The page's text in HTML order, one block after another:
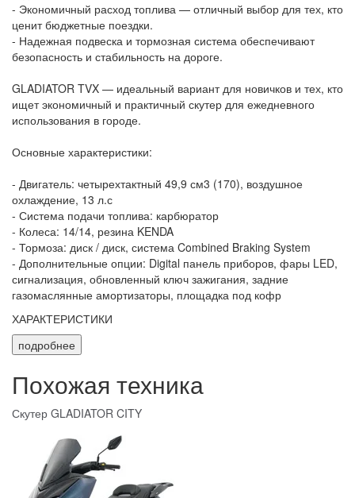
- Экономичный расход топлива — отличный выбор для тех, кто
ценит бюджетные поездки.
- Надежная подвеска и тормозная система обеспечивают
безопасность и стабильность на дороге.
GLADIATOR TVX — идеальный вариант для новичков и тех, кто
ищет экономичный и практичный скутер для ежедневного
использования в городе.
Основные характеристики:
- Двигатель: четырехтактный 49,9 см3 (170), воздушное
охлаждение, 13 л.с
- Система подачи топлива: карбюратор
- Колеса: 14/14, резина KENDA
- Тормоза: диск / диск, система Combined Braking System
- Дополнительные опции: Digital панель приборов, фары LED,
сигнализация, обновленный ключ зажигания, задние
газомаслянные амортизаторы, площадка под кофр
ХАРАКТЕРИСТИКИ
подробнее
Похожая техника
Скутер GLADIATOR CITY